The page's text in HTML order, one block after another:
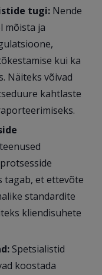
tugi: Nende
mõista ja
kui ka
Näiteks võivad
kahtlaste
tagab, et ettevõte
standardite
kliendisuhete
Spetsialistid
koostada